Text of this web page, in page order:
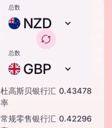
总数
NZD
总数
GBP
杜高斯贝银行汇
率
0.43478
常规零售银行汇 0.42296